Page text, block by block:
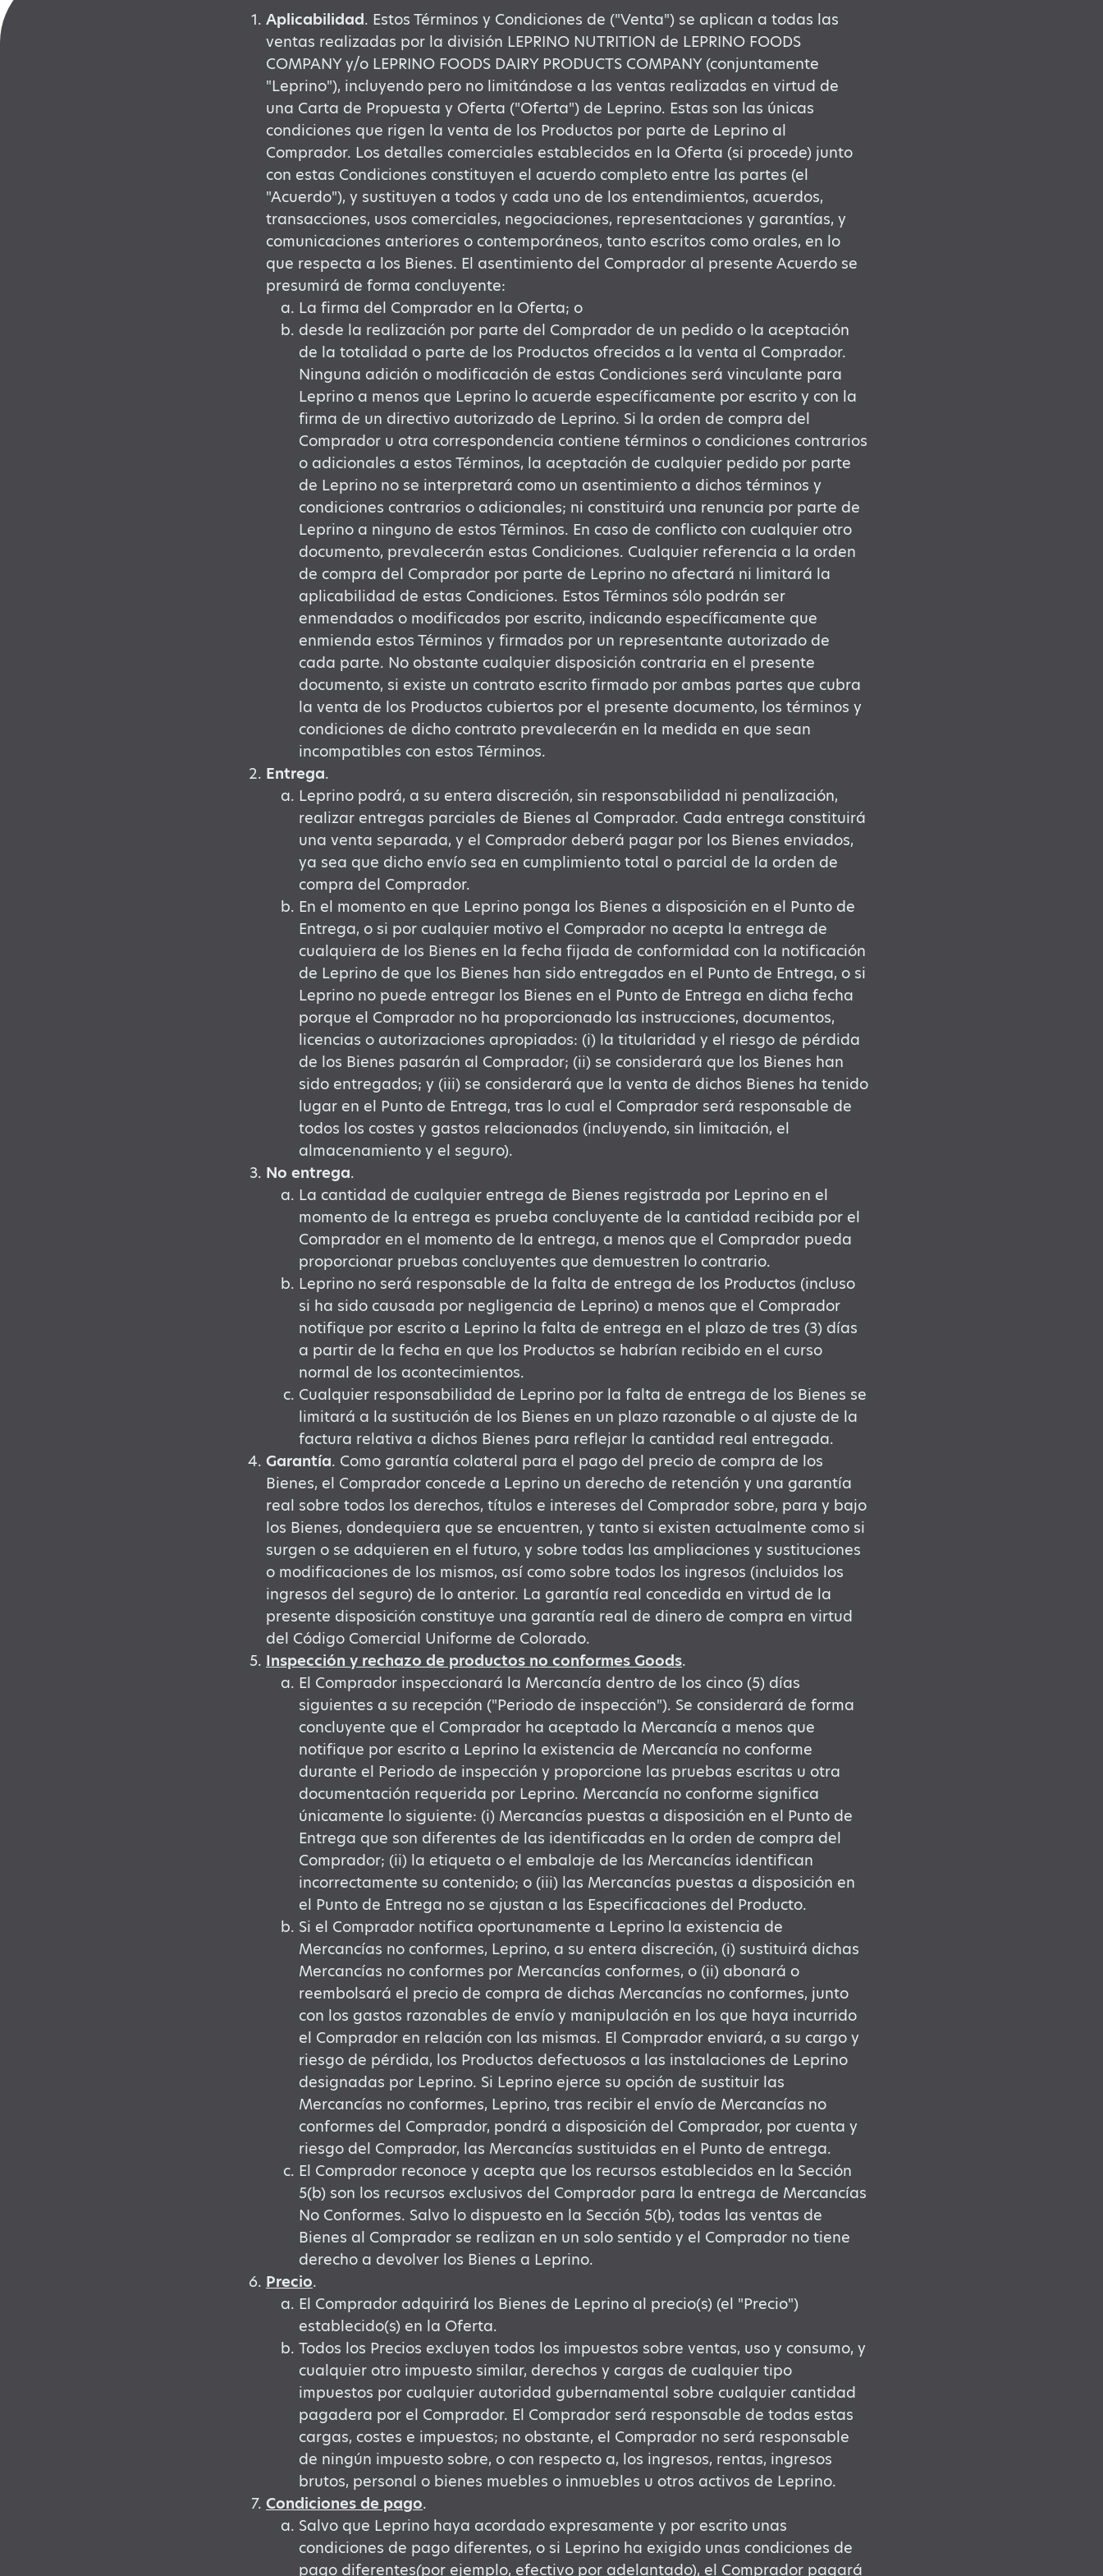
Aplicabilidad. Estos Términos y Condiciones de ("Venta") se aplican a todas las
ventas realizadas por la división LEPRINO NUTRITION de LEPRINO FOODS
COMPANY y/o LEPRINO FOODS DAIRY PRODUCTS COMPANY (conjuntamente
"Leprino"), incluyendo pero no limitándose a las ventas realizadas en virtud de
una Carta de Propuesta y Oferta ("Oferta") de Leprino. Estas son las únicas
condiciones que rigen la venta de los Productos por parte de Leprino al
Comprador. Los detalles comerciales establecidos en la Oferta (si procede) junto
con estas Condiciones constituyen el acuerdo completo entre las partes (el
"Acuerdo"), y sustituyen a todos y cada uno de los entendimientos, acuerdos,
transacciones, usos comerciales, negociaciones, representaciones y garantías, y
comunicaciones anteriores o contemporáneos, tanto escritos como orales, en lo
que respecta a los Bienes. El asentimiento del Comprador al presente Acuerdo se
presumirá de forma concluyente:
La firma del Comprador en la Oferta; o
desde la realización por parte del Comprador de un pedido o la aceptación
de la totalidad o parte de los Productos ofrecidos a la venta al Comprador.
Ninguna adición o modificación de estas Condiciones será vinculante para
Leprino a menos que Leprino lo acuerde específicamente por escrito y con la
firma de un directivo autorizado de Leprino. Si la orden de compra del
Comprador u otra correspondencia contiene términos o condiciones contrarios
o adicionales a estos Términos, la aceptación de cualquier pedido por parte
de Leprino no se interpretará como un asentimiento a dichos términos y
condiciones contrarios o adicionales; ni constituirá una renuncia por parte de
Leprino a ninguno de estos Términos. En caso de conflicto con cualquier otro
documento, prevalecerán estas Condiciones. Cualquier referencia a la orden
de compra del Comprador por parte de Leprino no afectará ni limitará la
aplicabilidad de estas Condiciones. Estos Términos sólo podrán ser
enmendados o modificados por escrito, indicando específicamente que
enmienda estos Términos y firmados por un representante autorizado de
cada parte. No obstante cualquier disposición contraria en el presente
documento, si existe un contrato escrito firmado por ambas partes que cubra
la venta de los Productos cubiertos por el presente documento, los términos y
condiciones de dicho contrato prevalecerán en la medida en que sean
incompatibles con estos Términos.
Entrega.
Leprino podrá, a su entera discreción, sin responsabilidad ni penalización,
realizar entregas parciales de Bienes al Comprador. Cada entrega constituirá
una venta separada, y el Comprador deberá pagar por los Bienes enviados,
ya sea que dicho envío sea en cumplimiento total o parcial de la orden de
compra del Comprador.
En el momento en que Leprino ponga los Bienes a disposición en el Punto de
Entrega, o si por cualquier motivo el Comprador no acepta la entrega de
cualquiera de los Bienes en la fecha fijada de conformidad con la notificación
de Leprino de que los Bienes han sido entregados en el Punto de Entrega, o si
Leprino no puede entregar los Bienes en el Punto de Entrega en dicha fecha
porque el Comprador no ha proporcionado las instrucciones, documentos,
licencias o autorizaciones apropiados: (i) la titularidad y el riesgo de pérdida
de los Bienes pasarán al Comprador; (ii) se considerará que los Bienes han
sido entregados; y (iii) se considerará que la venta de dichos Bienes ha tenido
lugar en el Punto de Entrega, tras lo cual el Comprador será responsable de
todos los costes y gastos relacionados (incluyendo, sin limitación, el
almacenamiento y el seguro).
No entrega.
La cantidad de cualquier entrega de Bienes registrada por Leprino en el
momento de la entrega es prueba concluyente de la cantidad recibida por el
Comprador en el momento de la entrega, a menos que el Comprador pueda
proporcionar pruebas concluyentes que demuestren lo contrario.
Leprino no será responsable de la falta de entrega de los Productos (incluso
si ha sido causada por negligencia de Leprino) a menos que el Comprador
notifique por escrito a Leprino la falta de entrega en el plazo de tres (3) días
a partir de la fecha en que los Productos se habrían recibido en el curso
normal de los acontecimientos.
Cualquier responsabilidad de Leprino por la falta de entrega de los Bienes se
limitará a la sustitución de los Bienes en un plazo razonable o al ajuste de la
factura relativa a dichos Bienes para reflejar la cantidad real entregada.
Garantía. Como garantía colateral para el pago del precio de compra de los
Bienes, el Comprador concede a Leprino un derecho de retención y una garantía
real sobre todos los derechos, títulos e intereses del Comprador sobre, para y bajo
los Bienes, dondequiera que se encuentren, y tanto si existen actualmente como si
surgen o se adquieren en el futuro, y sobre todas las ampliaciones y sustituciones
o modificaciones de los mismos, así como sobre todos los ingresos (incluidos los
ingresos del seguro) de lo anterior. La garantía real concedida en virtud de la
presente disposición constituye una garantía real de dinero de compra en virtud
del Código Comercial Uniforme de Colorado.
Inspección y rechazo de productos no conformes Goods.
El Comprador inspeccionará la Mercancía dentro de los cinco (5) días
siguientes a su recepción ("Periodo de inspección"). Se considerará de forma
concluyente que el Comprador ha aceptado la Mercancía a menos que
notifique por escrito a Leprino la existencia de Mercancía no conforme
durante el Periodo de inspección y proporcione las pruebas escritas u otra
documentación requerida por Leprino. Mercancía no conforme significa
únicamente lo siguiente: (i) Mercancías puestas a disposición en el Punto de
Entrega que son diferentes de las identificadas en la orden de compra del
Comprador; (ii) la etiqueta o el embalaje de las Mercancías identifican
incorrectamente su contenido; o (iii) las Mercancías puestas a disposición en
el Punto de Entrega no se ajustan a las Especificaciones del Producto.
Si el Comprador notifica oportunamente a Leprino la existencia de
Mercancías no conformes, Leprino, a su entera discreción, (i) sustituirá dichas
Mercancías no conformes por Mercancías conformes, o (ii) abonará o
reembolsará el precio de compra de dichas Mercancías no conformes, junto
con los gastos razonables de envío y manipulación en los que haya incurrido
el Comprador en relación con las mismas. El Comprador enviará, a su cargo y
riesgo de pérdida, los Productos defectuosos a las instalaciones de Leprino
designadas por Leprino. Si Leprino ejerce su opción de sustituir las
Mercancías no conformes, Leprino, tras recibir el envío de Mercancías no
conformes del Comprador, pondrá a disposición del Comprador, por cuenta y
riesgo del Comprador, las Mercancías sustituidas en el Punto de entrega.
El Comprador reconoce y acepta que los recursos establecidos en la Sección
5(b) son los recursos exclusivos del Comprador para la entrega de Mercancías
No Conformes. Salvo lo dispuesto en la Sección 5(b), todas las ventas de
Bienes al Comprador se realizan en un solo sentido y el Comprador no tiene
derecho a devolver los Bienes a Leprino.
Precio.
El Comprador adquirirá los Bienes de Leprino al precio(s) (el "Precio")
establecido(s) en la Oferta.
Todos los Precios excluyen todos los impuestos sobre ventas, uso y consumo, y
cualquier otro impuesto similar, derechos y cargas de cualquier tipo
impuestos por cualquier autoridad gubernamental sobre cualquier cantidad
pagadera por el Comprador. El Comprador será responsable de todas estas
cargas, costes e impuestos; no obstante, el Comprador no será responsable
de ningún impuesto sobre, o con respecto a, los ingresos, rentas, ingresos
brutos, personal o bienes muebles o inmuebles u otros activos de Leprino.
Condiciones de pago.
Salvo que Leprino haya acordado expresamente y por escrito unas
condiciones de pago diferentes, o si Leprino ha exigido unas condiciones de
pago diferentes(por ejemplo, efectivo por adelantado), el Comprador pagará